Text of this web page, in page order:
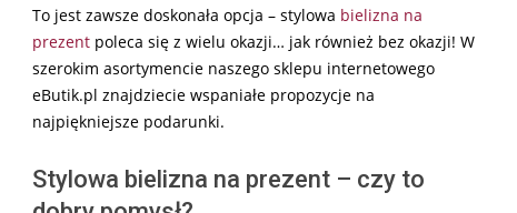
To jest zawsze doskonała opcja – stylowa bielizna na
prezent poleca się z wielu okazji… jak również bez okazji! W
szerokim asortymencie naszego sklepu internetowego
eButik.pl znajdziecie wspaniałe propozycje na
najpiękniejsze podarunki.
Stylowa bielizna na prezent – czy to